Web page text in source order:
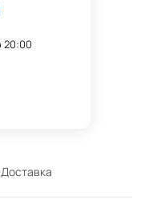
20:00
Доставка